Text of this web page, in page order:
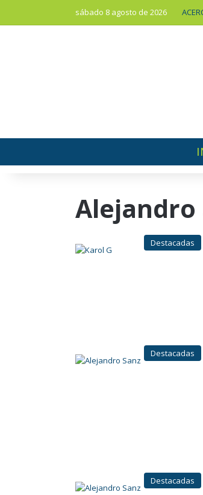
sábado 8 agosto de 2026
Alejandro
Destacadas
Destacadas
Destacadas